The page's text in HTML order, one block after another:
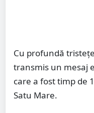
Cu profundă
transmis un mesaj
care a fost timp de
Satu Mare.